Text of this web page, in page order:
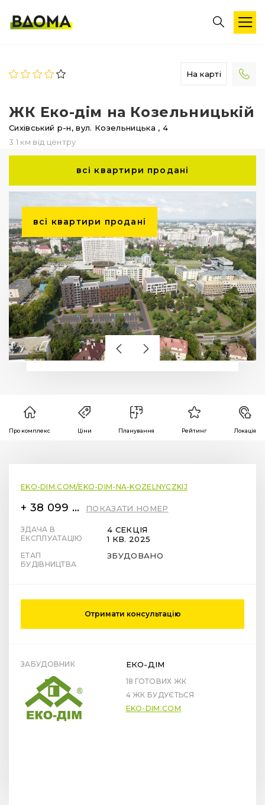
На карті
ЖК Еко-дім на Козельницькій
Сихівський р-н,вул. Козельницька , 4
3.1 км від центру
всі квартири продані
всі квартири продані
Про комплекс Ціни Планування Рейтинг Локація
EKO-DIM.COM/EKO-DIM-NA-KOZELNYCZKIJ
+ 38 099 78 78 287 ПОКАЗАТИ НОМЕР
ЗДАЧА В
ЕКСПЛУАТАЦІЮ
4 СЕКЦІЯ
1 КВ. 2025
ЕТАП
БУДІВНИЦТВА
ЗБУДОВАНО
Отримати консультацію
ЗАБУДОВНИК ЕКО-ДІМ
18 ГОТОВИХ ЖК
4 ЖК БУДУЄТЬСЯ
EKO-DIM.COM